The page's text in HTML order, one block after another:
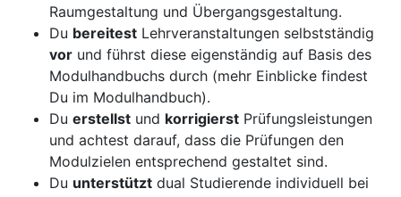
Raumgestaltung und Übergangsgestaltung.
Du bereitest Lehrveranstaltungen selbstständig
vor und führst diese eigenständig auf Basis des
Modulhandbuchs durch (mehr Einblicke findest
Du im Modulhandbuch).
Du erstellst und korrigierst Prüfungsleistungen
und achtest darauf, dass die Prüfungen den
Modulzielen entsprechend gestaltet sind.
Du unterstützt dual Studierende individuell bei